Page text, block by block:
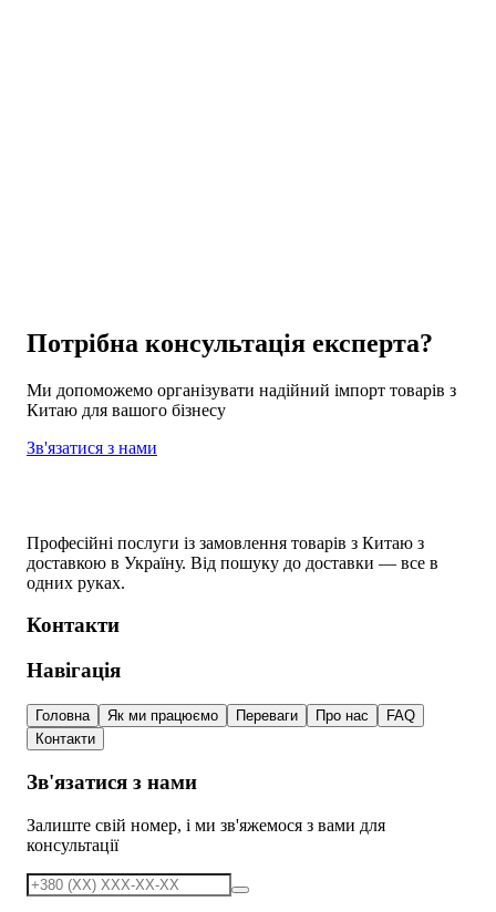
Потрібна консультація експерта?
Ми допоможемо організувати надійний імпорт товарів з
Китаю для вашого бізнесу
Зв'язатися з нами
Професійні послуги із замовлення товарів з Китаю з
доставкою в Україну. Від пошуку до доставки — все в
одних руках.
Контакти
Навігація
Головна Як ми працюємо Переваги Про нас
FAQ
Контакти
Зв'язатися з нами
Залиште свій номер, і ми зв'яжемося з вами для
консультації